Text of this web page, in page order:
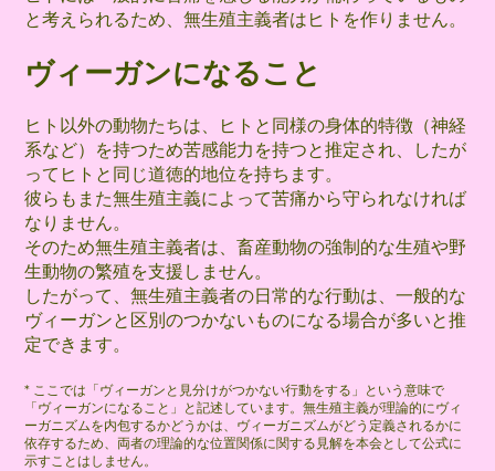
と考えられるため、無生殖主義者はヒトを作りません。
ヴィーガンになること
ヒト以外の動物たちは、ヒトと同様の身体的特徴（神経
系など）を持つため苦感能力を持つと推定され、したが
ってヒトと同じ道徳的地位を持ちます。
彼らもまた無生殖主義によって苦痛から守られなければ
なりません。
そのため無生殖主義者は、畜産動物の強制的な生殖や野
生動物の繁殖を支援しません。
したがって、無生殖主義者の日常的な行動は、一般的な
ヴィーガンと区別のつかないものになる場合が多いと推
定できます。
* ここでは「ヴィーガンと見分けがつかない行動をする」という意味で
「ヴィーガンになること」と記述しています。無生殖主義が理論的にヴィ
ーガニズムを内包するかどうかは、ヴィーガニズムがどう定義されるかに
依存するため、両者の理論的な位置関係に関する見解を本会として公式に
示すことはしません。